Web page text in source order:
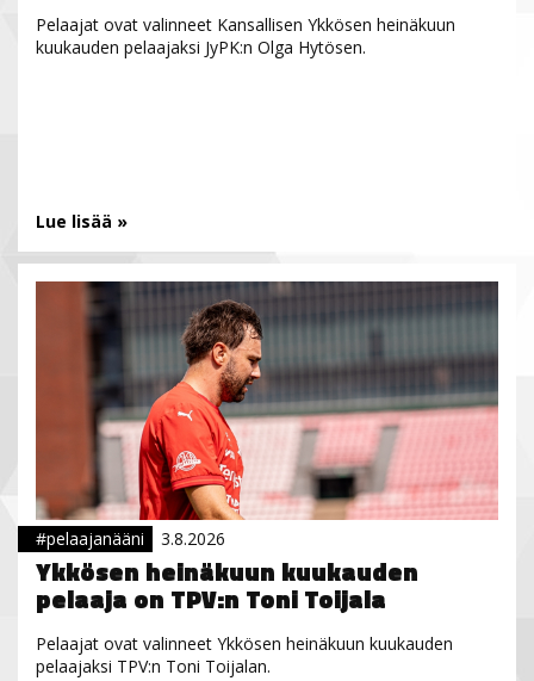
Pelaajat ovat valinneet Kansallisen Ykkösen heinäkuun
kuukauden pelaajaksi JyPK:n Olga Hytösen.
Lue lisää »
#pelaajanääni 3.8.2026
Ykkösen heinäkuun kuukauden
pelaaja on TPV:n Toni Toijala
Pelaajat ovat valinneet Ykkösen heinäkuun kuukauden
pelaajaksi TPV:n Toni Toijalan.